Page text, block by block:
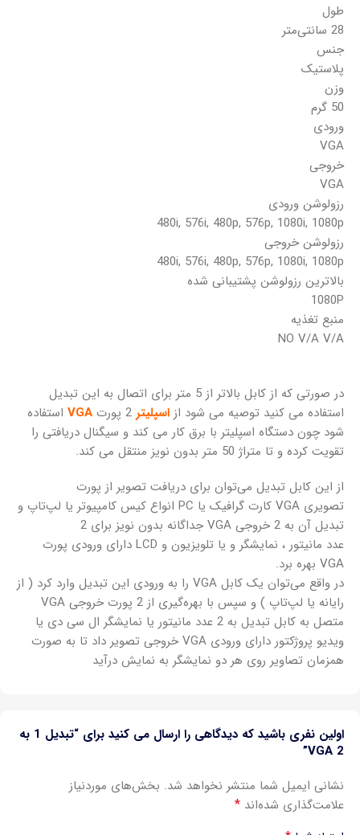
طول
28 سانتی‌متر
جنس
پلاستیک
وزن
50 گرم
ورودی
VGA
خروجی
VGA
رزولوشن ورودی
480i, 576i, 480p, 576p, 1080i, 1080p
رزولوشن خروجی
480i, 576i, 480p, 576p, 1080i, 1080p
بالاترین رزولوشن پشتیبانی شده
1080P
منبع تغذیه
NO V/A V/A
در صورتی که از کابل بالاتر از 5 متر برای اتصال به این تبدیل
استفاده می کنید توصیه می شود از اسپلیتر VGA استفاده
شود چون دستگاه اسپلیتر با برق کار می کند و سیگنال دریافتی را
تقویت کرده و تا متراژ 50 متر بدون نویز منتقل می کند.
از این کابل تبدیل می‌توان برای دریافت تصویر از پورت
تصویری VGA کارت گرافیک یا PC انواع کیس کامپیوتر یا لپ‌تاپ و
تبدیل آن به 2 خروجی VGA جداگانه بدون نویز برای 2
عدد مانیتور ، نمایشگر و یا تلویزیون و LCD دارای ورودی پورت
VGA بهره برد.
در واقع می‌توان یک کابل VGA را به ورودی این تبدیل وارد کرد ( از
رایانه یا لپ‌تاپ ) و سپس با بهره‌گیری از 2 پورت خروجی VGA
متصل به کابل تبدیل به 2 عدد مانیتور یا نمایشگر ال سی دی یا
ویدیو پروژکتور دارای ورودی VGA خروجی تصویر داد تا به صورت
همزمان تصاویر روی هر دو نمایشگر به نمایش درآید
اولین نفری باشید که دیدگاهی را ارسال می کنید برای “تبدیل 1 به
2 VGA”
نشانی ایمیل شما منتشر نخواهد شد. بخش‌های موردنیاز
علامت‌گذاری شده‌اند *